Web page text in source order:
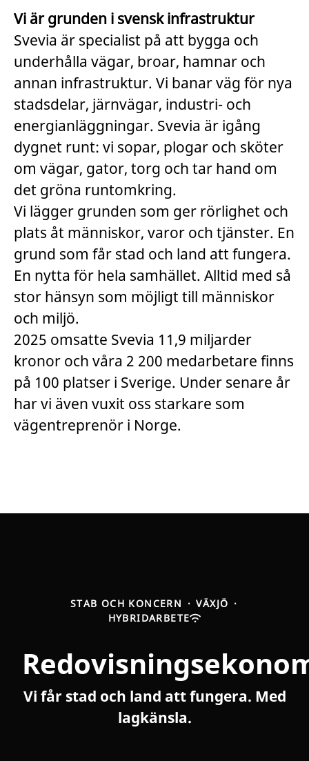
Vi är grunden i svensk infrastruktur
Svevia är specialist på att bygga och
underhålla vägar, broar, hamnar och
annan infrastruktur. Vi banar väg för nya
stadsdelar, järnvägar, industri- och
energianläggningar. Svevia är igång
dygnet runt: vi sopar, plogar och sköter
om vägar, gator, torg och tar hand om
det gröna runtomkring.
Vi lägger grunden som ger rörlighet och
plats åt människor, varor och tjänster. En
grund som får stad och land att fungera.
En nytta för hela samhället. Alltid med så
stor hänsyn som möjligt till människor
och miljö.
2025 omsatte Svevia 11,9 miljarder
kronor och våra 2 200 medarbetare finns
på 100 platser i Sverige. Under senare år
har vi även vuxit oss starkare som
vägentreprenör i Norge.
STAB OCH KONCERN · VÄXJÖ ·
HYBRIDARBETE
Vi får stad och land att fungera. Med
lagkänsla.